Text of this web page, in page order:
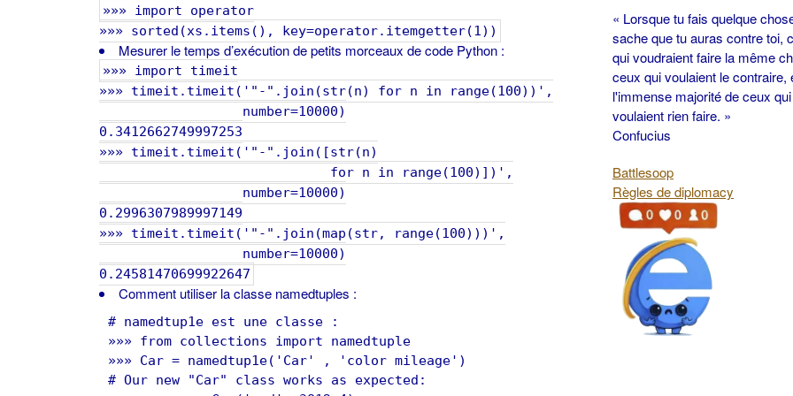
»»» import operator
»»» sorted(xs.items(), key=operator.itemgetter(1))
Mesurer le temps d’exécution de petits morceaux de code Python :
»»» import timeit
»»» timeit.timeit('"-".join(str(n) for n in range(100))',
number=10000)
0.3412662749997253
»»» timeit.timeit('"-".join([str(n)
for n in range(100)])',
number=10000)
0.2996307989997149
»»» timeit.timeit('"-".join(map(str, range(100)))',
number=10000)
0.24581470699922647
Comment utiliser la classe namedtuples :
# namedtup1e est une classe :
»»» from collections import namedtuple
»»» Car = namedtup1e('Car' , 'color mileage')
# Our new "Car" class works as expected:
« Lorsque tu fais quelque
sache que tu auras contre toi,
qui voudraient faire la même
ceux qui voulaient le contraire,
l'immense majorité de ceux
voulaient rien faire. »
Confucius
Battlesoop
Règles de diplomacy